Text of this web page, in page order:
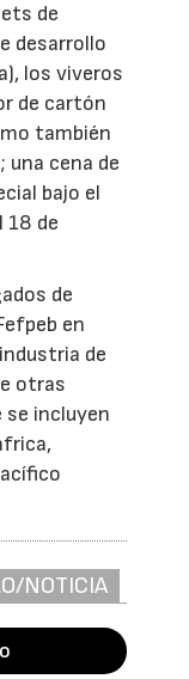
de
desarrollo
los viveros
de cartón
también
cena de
bajo el
18 de
de
en
de
otras
se incluyen
NOTICIA